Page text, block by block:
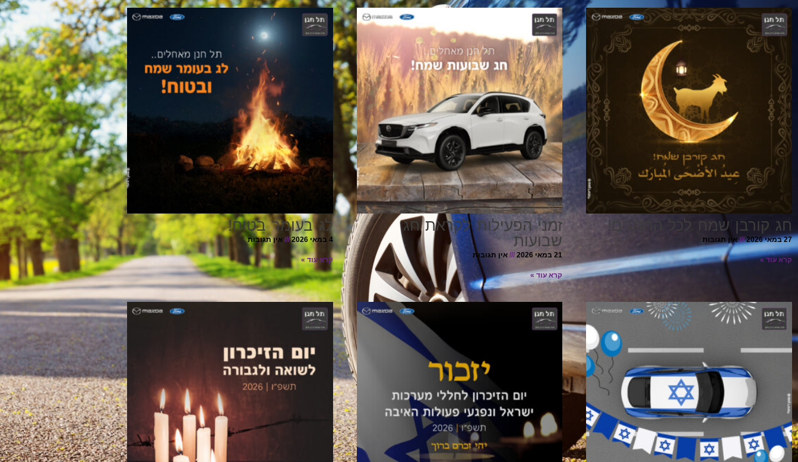
חג קורבן שמח לכל החוגגים!
27 במאי 2026 אין תגובות
קרא עוד »
זמני הפעילות לקראת חג
שבועות
21 במאי 2026 אין תגובות
קרא עוד »
לג בעומר בטוח!
4 במאי 2026 אין תגובות
קרא עוד »